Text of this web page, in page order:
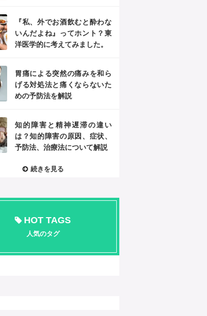
『私、外でお酒飲むと酔わな
いんだよね』ってホント？東
洋医学的に考えてみました。
胃痛による突然の痛みを和ら
げる対処法と痛くならないた
めの予防法を解説
知的障害と精神遅滞の違い
は？知的障害の原因、症状、
予防法、治療法について解説
続きを見る
HOT TAGS
人気のタグ